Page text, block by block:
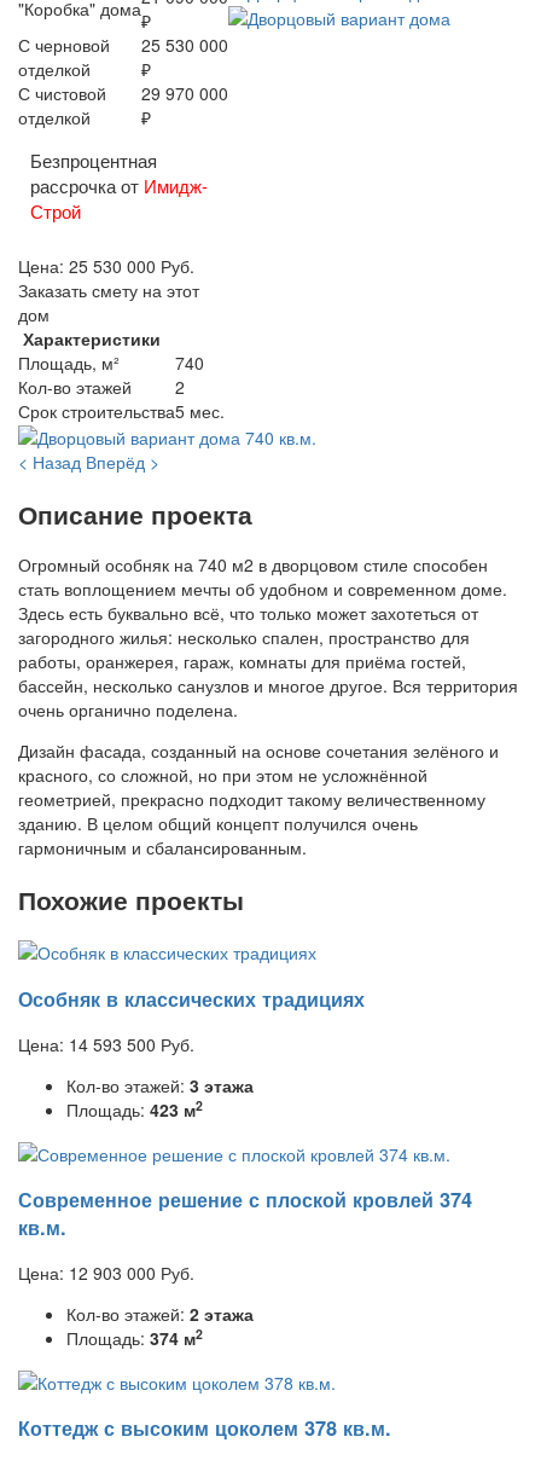
"Коробка" дома₽
С черновой
отделкой
25 530 000
₽
С чистовой
отделкой
29 970 000
₽
Безпроцентная
рассрочка от Имидж-
Строй
Цена: 25 530 000 Руб.
Заказать смету на этот
дом
Характеристики
Площадь, м²
740
Кол-во этажей
2
Срок строительства5 мес.
< Назад Вперёд >
Описание проекта
Огромный особняк на 740 м2 в дворцовом стиле способен
стать воплощением мечты об удобном и современном доме.
Здесь есть буквально всё, что только может захотеться от
загородного жилья: несколько спален, пространство для
работы, оранжерея, гараж, комнаты для приёма гостей,
бассейн, несколько санузлов и многое другое. Вся территория
очень органично поделена.
Дизайн фасада, созданный на основе сочетания зелёного и
красного, со сложной, но при этом не усложнённой
геометрией, прекрасно подходит такому величественному
зданию. В целом общий концепт получился очень
гармоничным и сбалансированным.
Похожие проекты
Особняк в классических традициях
Цена: 14 593 500 Руб.
Кол-во этажей: 3 этажа
Площадь: 423 м2
Современное решение с плоской кровлей 374
кв.м.
Цена: 12 903 000 Руб.
Кол-во этажей: 2 этажа
Площадь: 374 м2
Коттедж с высоким цоколем 378 кв.м.